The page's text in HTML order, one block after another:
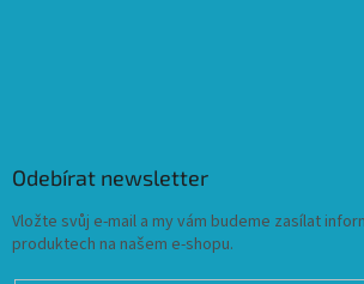
Odebírat newsletter
Vložte svůj e-mail a my vám budeme zasílat
produktech na našem e-shopu.